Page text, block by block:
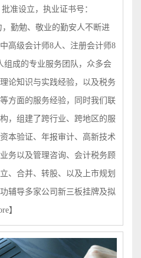
批准设立，执业证书号：
，勤勉、敬业的勤安人不断进
高级会计师8人、注册会计师8
组成的专业服务团队，众多会
论知识与实践经验，以及税务
方面的服务经验， 同时我们联
，组建了跨行业、跨地区的服
本验证、年报审计、高新技术
务以及管理咨询、会计税务顾
、合并、转股、以及上市规划
辅导多家公司新三板挂牌及拟
】